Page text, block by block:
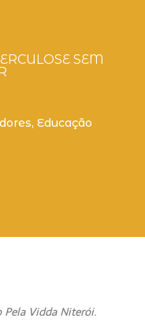
SEM
, Educação
Pela Vidda Niterói.